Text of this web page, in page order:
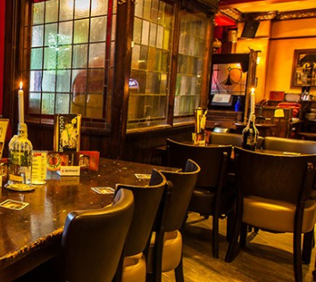
Roundtable
#43
(POSTPONED
to 31.08)
31.08.2026 18:00
- 19:30
-